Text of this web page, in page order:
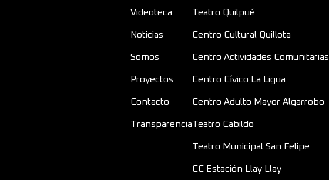
Videoteca
Noticias
Somos
Proyectos
Contacto
Transparencia
Teatro Quilpué
Centro Cultural Quillota
Centro Actividades Comunitarias
Centro Cívico La Ligua
Centro Adulto Mayor Algarrobo
Teatro Cabildo
Teatro Municipal San Felipe
CC Estación Llay Llay